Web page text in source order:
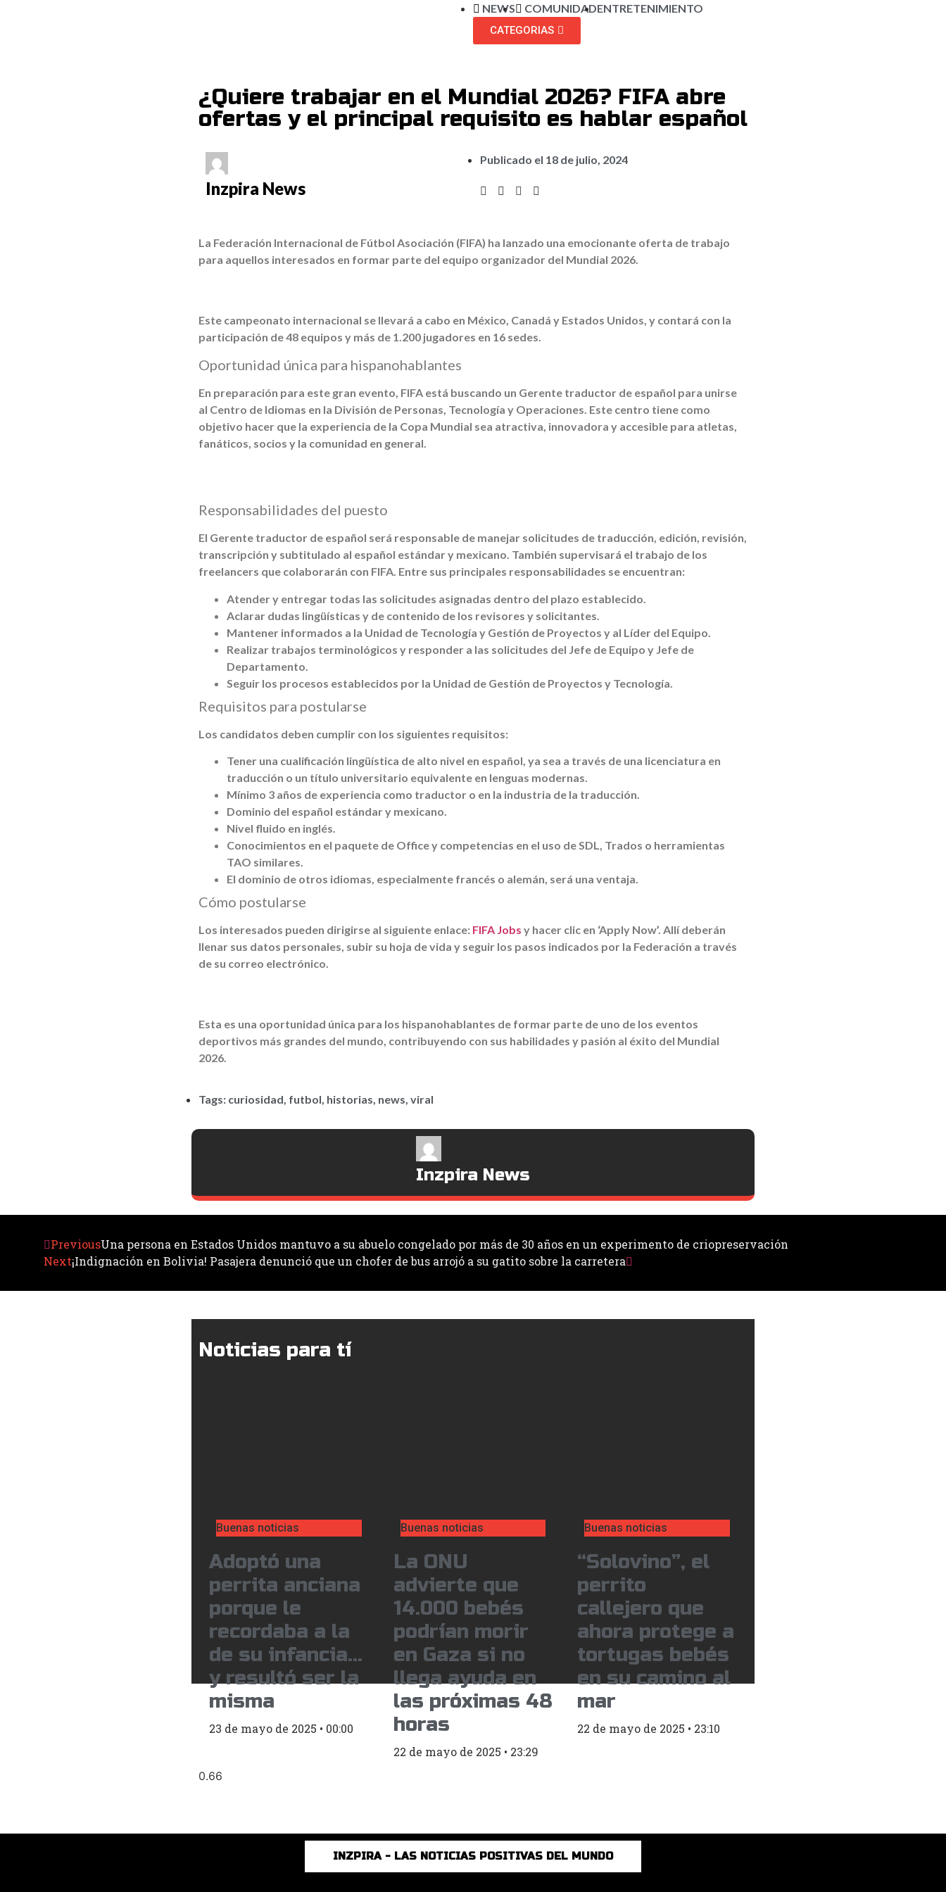
NEWS COMUNIDADENTRETENIMIENTO
CATEGORIAS
¿Quiere trabajar en el Mundial 2026? FIFA abre
ofertas y el principal requisito es hablar español
Inzpira News
Publicado el 18 de julio, 2024
La Federación Internacional de Fútbol Asociación (FIFA) ha lanzado una emocionante oferta de trabajo
para aquellos interesados en formar parte del equipo organizador del Mundial 2026.
Este campeonato internacional se llevará a cabo en México, Canadá y Estados Unidos, y contará con la
participación de 48 equipos y más de 1.200 jugadores en 16 sedes.
Oportunidad única para hispanohablantes
En preparación para este gran evento, FIFA está buscando un Gerente traductor de español para unirse
al Centro de Idiomas en la División de Personas, Tecnología y Operaciones. Este centro tiene como
objetivo hacer que la experiencia de la Copa Mundial sea atractiva, innovadora y accesible para atletas,
fanáticos, socios y la comunidad en general.
Responsabilidades del puesto
El Gerente traductor de español será responsable de manejar solicitudes de traducción, edición, revisión,
transcripción y subtitulado al español estándar y mexicano. También supervisará el trabajo de los
freelancers que colaborarán con FIFA. Entre sus principales responsabilidades se encuentran:
Atender y entregar todas las solicitudes asignadas dentro del plazo establecido.
Aclarar dudas lingüísticas y de contenido de los revisores y solicitantes.
Mantener informados a la Unidad de Tecnología y Gestión de Proyectos y al Líder del Equipo.
Realizar trabajos terminológicos y responder a las solicitudes del Jefe de Equipo y Jefe de
Departamento.
Seguir los procesos establecidos por la Unidad de Gestión de Proyectos y Tecnología.
Requisitos para postularse
Los candidatos deben cumplir con los siguientes requisitos:
Tener una cualificación lingüística de alto nivel en español, ya sea a través de una licenciatura en
traducción o un título universitario equivalente en lenguas modernas.
Mínimo 3 años de experiencia como traductor o en la industria de la traducción.
Dominio del español estándar y mexicano.
Nivel fluido en inglés.
Conocimientos en el paquete de Office y competencias en el uso de SDL, Trados o herramientas
TAO similares.
El dominio de otros idiomas, especialmente francés o alemán, será una ventaja.
Cómo postularse
Los interesados pueden dirigirse al siguiente enlace: FIFA Jobs y hacer clic en ‘Apply Now’. Allí deberán
llenar sus datos personales, subir su hoja de vida y seguir los pasos indicados por la Federación a través
de su correo electrónico.
Esta es una oportunidad única para los hispanohablantes de formar parte de uno de los eventos
deportivos más grandes del mundo, contribuyendo con sus habilidades y pasión al éxito del Mundial
2026.
Tags: curiosidad futbol historias news viral
Inzpira News
PreviousUna persona en Estados Unidos mantuvo a su abuelo congelado por más de 30 años en un experimento de criopreservación
Next¡Indignación en Bolivia! Pasajera denunció que un chofer de bus arrojó a su gatito sobre la carretera
Noticias para tí
Buenas noticias
Adoptó una
perrita anciana
porque le
recordaba a la
de su infancia…
y resultó ser la
misma
23 de mayo de 2025 00:00
Buenas noticias
La ONU
advierte que
14.000 bebés
podrían morir
en Gaza si no
llega ayuda en
las próximas 48
horas
22 de mayo de 2025 23:29
Buenas noticias
“Solovino”, el
perrito
callejero que
ahora protege a
tortugas bebés
en su camino al
mar
22 de mayo de 2025 23:10
INZPIRA - LAS NOTICIAS POSITIVAS DEL MUNDO